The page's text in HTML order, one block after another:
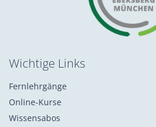
Wichtige Links
Fernlehrgänge
Online-Kurse
Wissensabos